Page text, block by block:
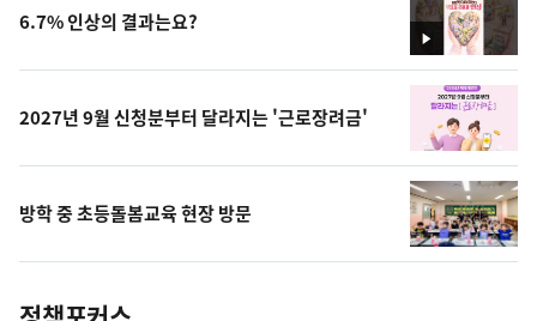
영
상
6.7% 인상의 결과는요?
2027년 9월 신청분부터 달라지는 '근로장려금'
방학 중 초등돌봄교육 현장 방문